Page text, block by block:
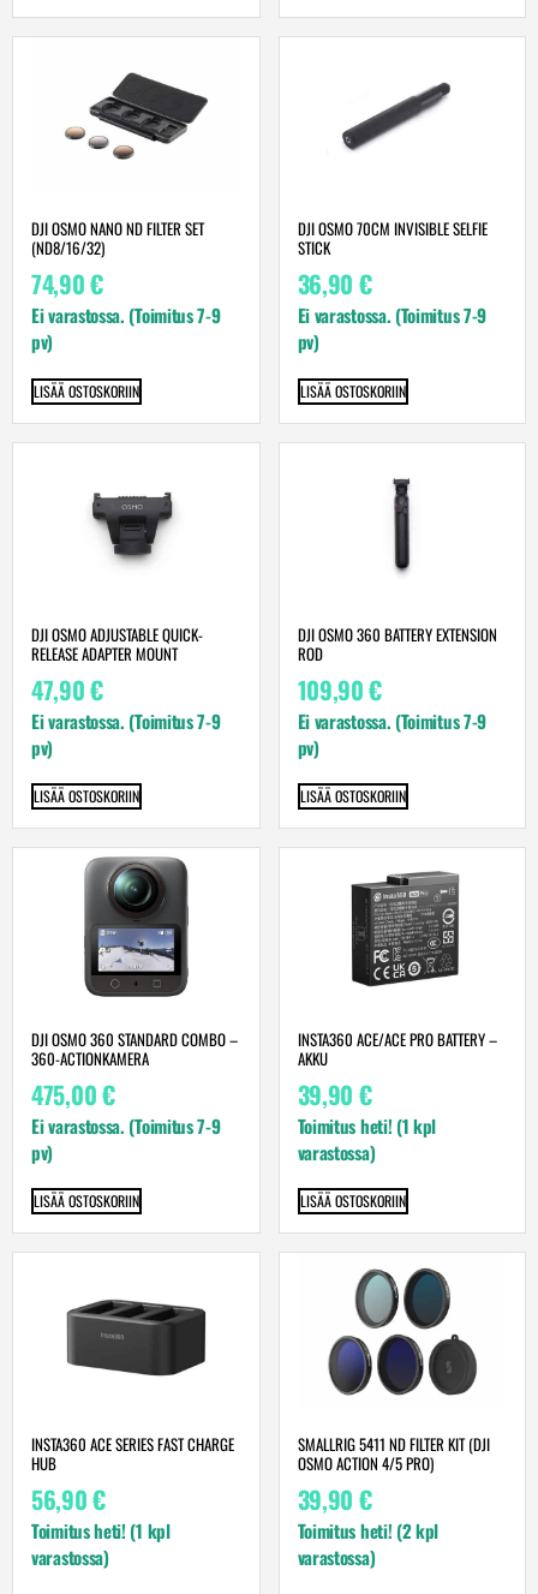
DJI OSMO NANO ND FILTER SET
(ND8/16/32)
74,90€
Ei varastossa. (Toimitus 7-9
pv)
LISÄÄ OSTOSKORIIN
DJI OSMO 70CM INVISIBLE SELFIE
STICK
36,90 €
Ei varastossa. (Toimitus 7-9
pv)
LISÄÄ OSTOSKORIIN
DJI OSMO ADJUSTABLE QUICK-
RELEASE ADAPTER MOUNT
47,90€
Ei varastossa. (Toimitus 7-9
pv)
LISÄÄ OSTOSKORIIN
DJI OSMO 360 BATTERY EXTENSION
ROD
109,90€
Ei varastossa. (Toimitus 7-9
pv)
LISÄÄ OSTOSKORIIN
DJI OSMO 360 STANDARD COMBO –
360-ACTIONKAMERA
475,00€
Ei varastossa. (Toimitus 7-9
pv)
LISÄÄ OSTOSKORIIN
INSTA360 ACE/ACE PRO BATTERY –
AKKU
39,90 €
Toimitus heti! (1 kpl
varastossa)
LISÄÄ OSTOSKORIIN
INSTA360 ACE SERIES FAST CHARGE
HUB
56,90€
Toimitus heti! (1 kpl
varastossa)
SMALLRIG 5411 ND FILTER KIT (DJI
OSMO ACTION 4/5 PRO)
39,90 €
Toimitus heti! (2 kpl
varastossa)